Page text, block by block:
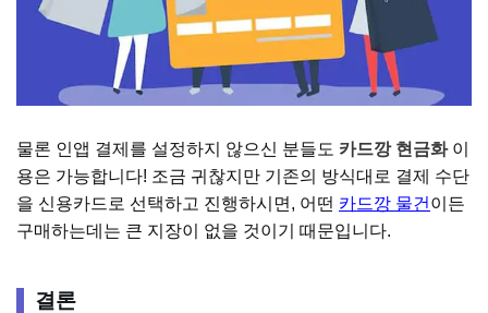
물론 인앱 결제를 설정하지 않으신 분들도 카드깡 현금화이
용은 가능합니다! 조금 귀찮지만 기존의 방식대로 결제 수단
을 신용카드로 선택하고 진행하시면, 어떤 카드깡 물건 이든
구매하는데는 큰 지장이 없을 것이기 때문입니다.
결론